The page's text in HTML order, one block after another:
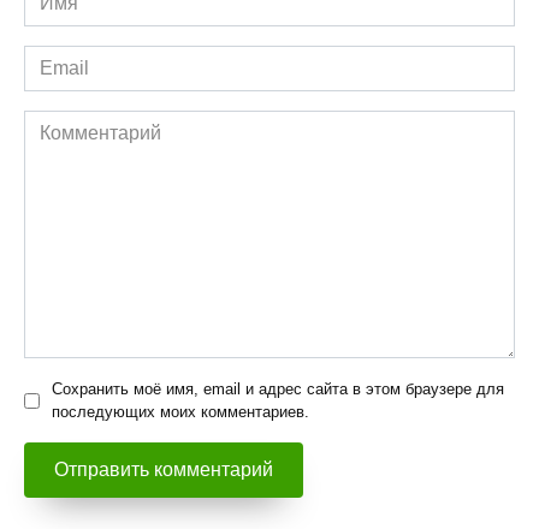
*
Email
*
Комментарий
Сохранить моё имя, email и адрес сайта в этом браузере для
последующих моих комментариев.